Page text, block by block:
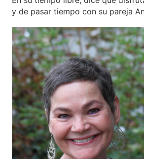
y de pasar tiempo con su pareja